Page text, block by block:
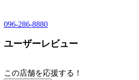
096-286-8880
ユーザーレビュー
この店舗を応援する！